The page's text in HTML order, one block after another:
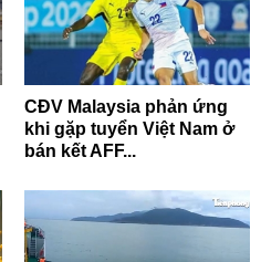
CĐV Malaysia phản ứng
khi gặp tuyển Việt Nam ở
bán kết AFF...